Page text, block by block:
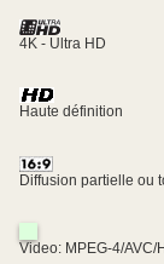
4K - Ultra HD
Haute définition
Diffusion partielle ou
Video: MPEG-4/AVC/